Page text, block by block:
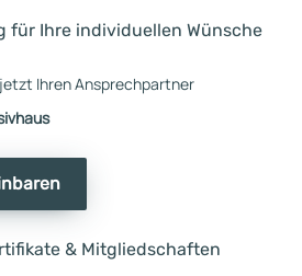
mit
sehr
für Ihre individuellen Wünsche
Ihren Ansprechpartner
& Mitgliedschaften